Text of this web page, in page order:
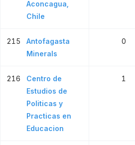
Aconcagua,
Chile
215
Antofagasta
Minerals
0
216
Centro de
Estudios de
Politicas y
Practicas en
Educacion
1